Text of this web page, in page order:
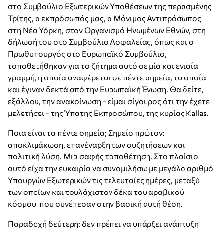
στο Συμβούλιο Εξωτερικών Υποθέσεων της περασμένης
Τρίτης, ο εκπρόσωπός μας, ο Μόνιμος Αντιπρόσωπος
στη Νέα Υόρκη, στον Οργανισμό Ηνωμένων Εθνών, στη
δήλωσή του στο Συμβούλιο Ασφαλείας, όπως και ο
Πρωθυπουργός στο Ευρωπαϊκό Συμβούλιο,
τοποθετήθηκαν για το ζήτημα αυτό σε μία και ενιαία
γραμμή, η οποία αναφέρεται σε πέντε σημεία, τα οποία
και έγιναν δεκτά από την Ευρωπαϊκή Ένωση. Θα δείτε,
εξάλλου, την ανακοίνωση - είμαι σίγουρος ότι την έχετε
μελετήσει - της Ύπατης Εκπροσώπου, της κυρίας Kallas.
Ποια είναι τα πέντε σημεία; Σημείο πρώτον:
αποκλιμάκωση, επανέναρξη των συζητήσεων και
πολιτική λύση. Μια σαφής τοποθέτηση. Στο πλαίσιο
αυτό είχα την ευκαιρία να συνομιλήσω με μεγάλο αριθμό
Υπουργών Εξωτερικών τις τελευταίες ημέρες, μεταξύ
των οποίων και τουλάχιστον δέκα του αραβικού
κόσμου, που συνέπεσαν στην βασική αυτή θέση.
Παραδοχή δεύτερη: δεν πρέπει να υπάρξει ανάπτυξη